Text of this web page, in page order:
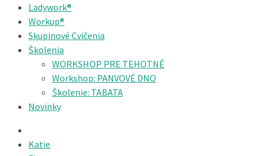
Ladywork®
Workup®
Skupinové Cvičenia
Školenia
WORKSHOP PRE TEHOTNÉ
Workshop: PANVOVÉ DNO
Školenie: TABATA
Novinky
Katie